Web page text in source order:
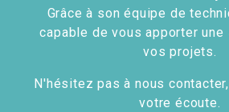
Grâce à son équipe de
capable de vous apporter
vos projets.
N'hésitez pas à nous
votre écoute.